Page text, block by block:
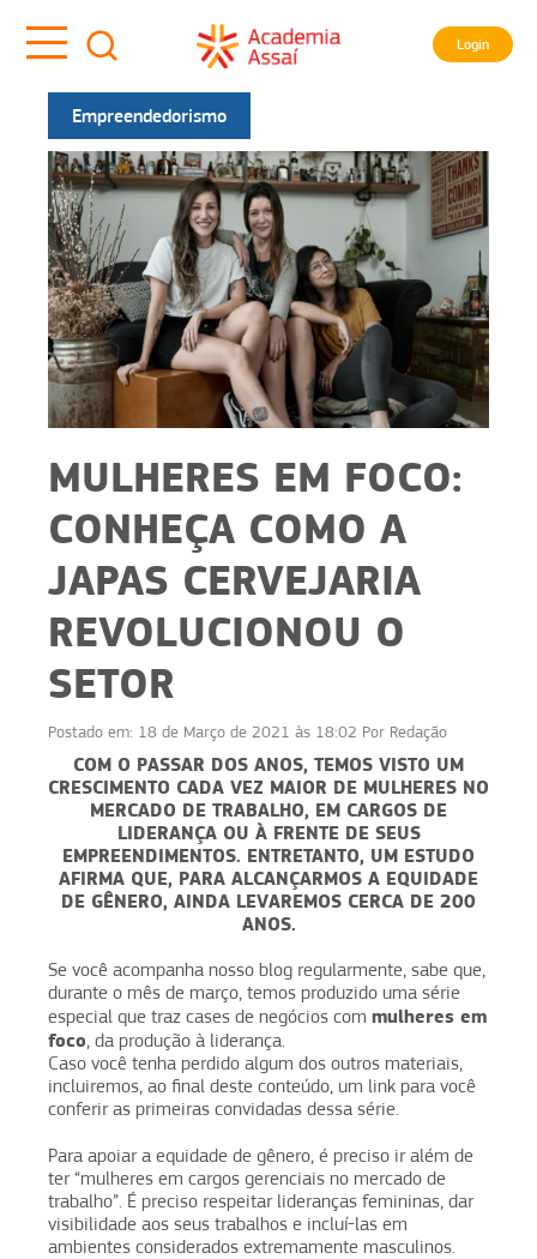
Login
Empreendedorismo
MULHERES EM FOCO:
CONHEÇA COMO A
JAPAS CERVEJARIA
REVOLUCIONOU O
SETOR
Postado em: 18 de Março de 2021 às 18:02 Por Redação
COM O PASSAR DOS ANOS, TEMOS VISTO UM
CRESCIMENTO CADA VEZ MAIOR DE MULHERES NO
MERCADO DE TRABALHO, EM CARGOS DE
LIDERANÇA OU À FRENTE DE SEUS
EMPREENDIMENTOS. ENTRETANTO, UM ESTUDO
AFIRMA QUE, PARA ALCANÇARMOS A EQUIDADE
DE GÊNERO, AINDA LEVAREMOS CERCA DE 200
ANOS.
Se você acompanha nosso blog regularmente, sabe que,
durante o mês de março, temos produzido uma série
especial que traz cases de negócios com mulheres em
foco, da produção à liderança.
Caso você tenha perdido algum dos outros materiais,
incluiremos, ao final deste conteúdo, um link para você
conferir as primeiras convidadas dessa série.
Para apoiar a equidade de gênero, é preciso ir além de
ter “mulheres em cargos gerenciais no mercado de
trabalho”. É preciso respeitar lideranças femininas, dar
visibilidade aos seus trabalhos e incluí-las em
ambientes considerados extremamente masculinos.